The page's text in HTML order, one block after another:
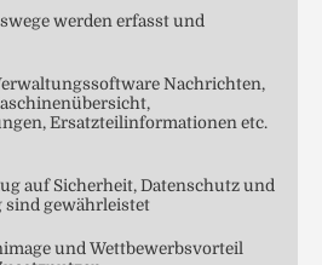
werden erfasst und
Nachrichten,
Ersatzteilinformationen etc.
auf Sicherheit, Datenschutz und
sind gewährleistet
und Wettbewerbsvorteil